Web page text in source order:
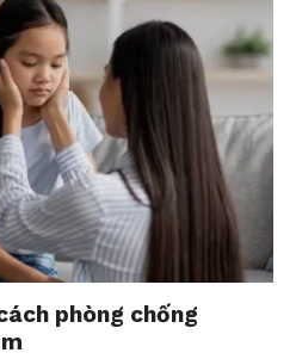
phòng chống